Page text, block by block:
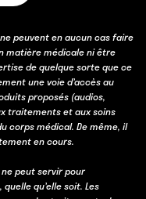
peuvent en aucun cas faire
matière médicale ni être
de quelque sorte que ce
une voie d’accès au
proposés (audios,
traitements et aux soins
corps médical. De même, il
en cours.
peut servir pour
qu’elle soit. Les